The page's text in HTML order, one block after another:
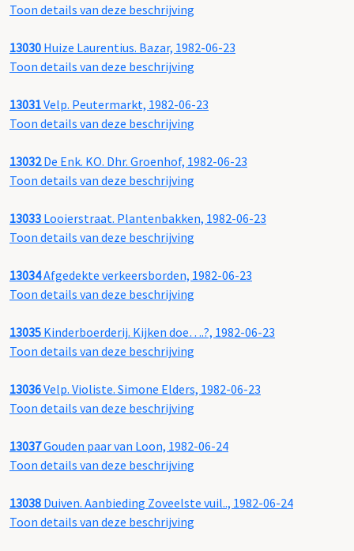
Toon details van deze beschrijving
13030 Huize Laurentius. Bazar, 1982-06-23
Toon details van deze beschrijving
13031Velp. Peutermarkt, 1982-06-23
Toon details van deze beschrijving
13032De Enk. KO. Dhr. Groenhof, 1982-06-23
Toon details van deze beschrijving
13033 Looierstraat. Plantenbakken, 1982-06-23
Toon details van deze beschrijving
13034Afgedekte verkeersborden, 1982-06-23
Toon details van deze beschrijving
13035 Kinderboerderij. Kijken doe….?, 1982-06-23
Toon details van deze beschrijving
13036Velp. Violiste. Simone Elders, 1982-06-23
Toon details van deze beschrijving
13037Gouden paar van Loon, 1982-06-24
Toon details van deze beschrijving
13038 Duiven. Aanbieding Zoveelste vuil.., 1982-06-24
Toon details van deze beschrijving